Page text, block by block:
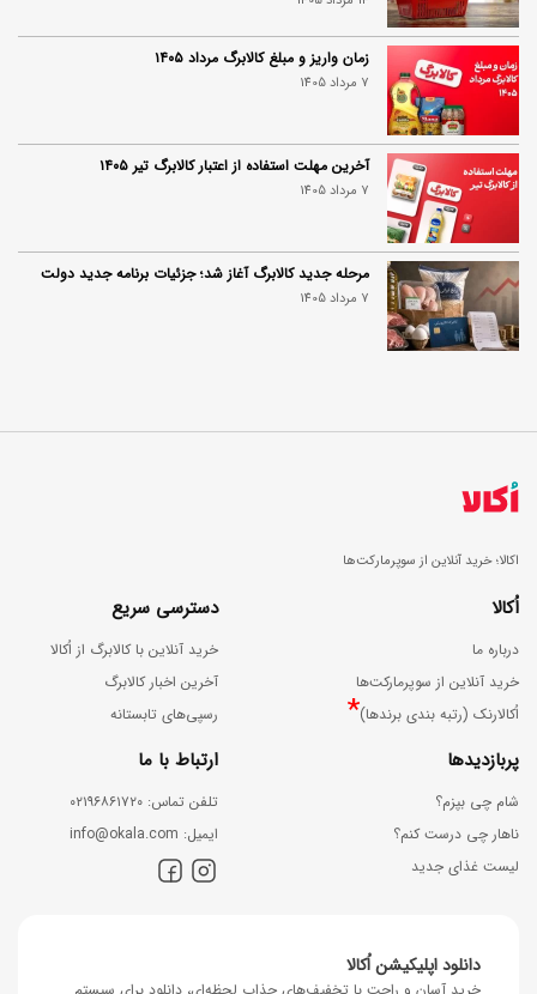
زمان واریز و مبلغ کالابرگ مرداد ۱۴۰۵
7 مرداد 1405
آخرین مهلت استفاده از اعتبار کالابرگ تیر ۱۴۰۵
7 مرداد 1405
مرحله جدید کالابرگ آغاز شد؛ جزئیات برنامه جدید دولت
7 مرداد 1405
اکالا؛ خرید آنلاین از سوپرمارکت‌ها
اُکالا
درباره ما
خرید آنلاین از سوپرمارکت‌ها
اُکالارنک (رتبه بندی برندها)*
دسترسی سریع
خرید آنلاین با کالابرگ از اُکالا
آخرین اخبار کالابرگ
رسپی‌های تابستانه
پربازدیدها
شام چی بپزم؟
ناهار چی درست کنم؟
لیست غذای جدید
ارتباط با ما
ﺗﻠﻔﻦ ﺗﻤﺎس: ۰۲۱۹۶۸۶۱۷۲۰
اﯾﻤﯿﻞ: info@okala.com
دانلود اپلیکیشن اُکالا